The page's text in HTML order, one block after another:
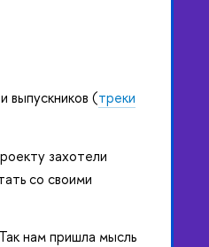
выпускников (треки
захотели
со своими
нам пришла мысль